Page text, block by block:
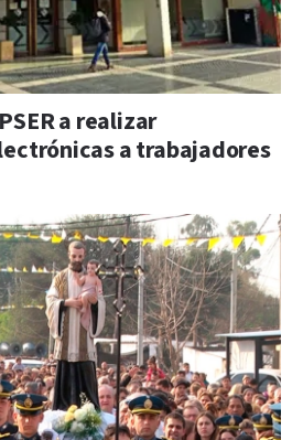
a realizar
a trabajadores